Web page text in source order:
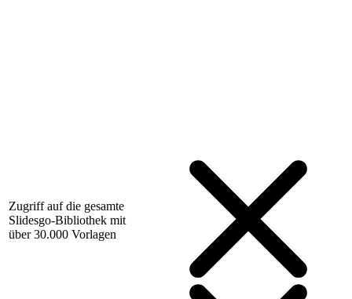
Zugriff auf die gesamte
Slidesgo-Bibliothek mit
über 30.000 Vorlagen